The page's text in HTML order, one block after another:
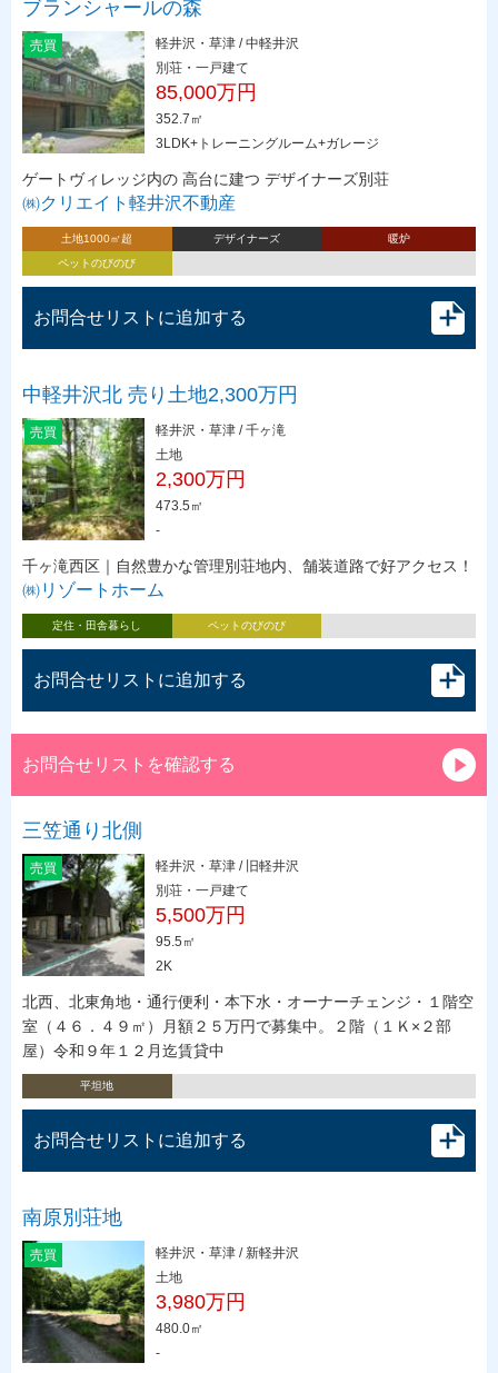
ブランシャールの森
売買
軽井沢・草津 / 中軽井沢
別荘・一戸建て
85,000万円
352.7㎡
3LDK+トレーニングルーム+ガレージ
ゲートヴィレッジ内の 高台に建つ デザイナーズ別荘
㈱クリエイト軽井沢不動産
土地1000㎡超 デザイナーズ
暖炉
ペットのびのび
お問合せリストに追加する
中軽井沢北 売り土地2,300万円
売買
軽井沢・草津 / 千ヶ滝
土地
2,300万円
473.5㎡
-
千ヶ滝西区｜自然豊かな管理別荘地内、舗装道路で好アクセス！
㈱リゾートホーム
定住・田舎暮らし ペットのびのび
お問合せリストに追加する
お問合せリストを確認する
三笠通り北側
売買
軽井沢・草津 / 旧軽井沢
別荘・一戸建て
5,500万円
95.5㎡
2K
北西、北東角地・通行便利・本下水・オーナーチェンジ・１階空
室（４６．４９㎡）月額２５万円で募集中。２階（１Ｋ×２部
屋）令和９年１２月迄賃貸中
平坦地
お問合せリストに追加する
南原別荘地
売買
軽井沢・草津 / 新軽井沢
土地
3,980万円
480.0㎡
-